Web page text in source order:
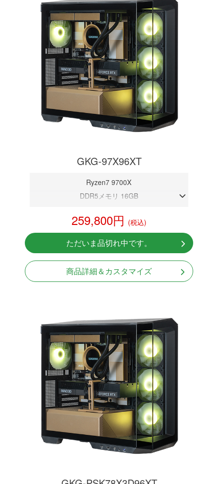
GKG-97X96XT
Ryzen7 9700X
DDR5メモリ 16GB
NVMeSSD 1TB
無線LAN Bluetooth対応
Windows11 Home 64bit
259,800円 (税込)
ただいま品切れ中です。
商品詳細＆カスタマイズ